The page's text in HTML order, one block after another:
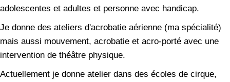
adolescentes et adultes et personne avec handicap.
Je donne des ateliers d'acrobatie aérienne (ma spécialité)
mais aussi mouvement, acrobatie et acro-porté avec une
intervention de théâtre physique.
Actuellement je donne atelier dans des écoles de cirque,